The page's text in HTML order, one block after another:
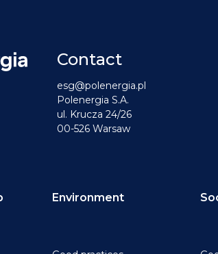
Contact
esg@polenergia.pl
Polenergia S.A.
ul. Krucza 24/26
00-526 Warsaw
Environment